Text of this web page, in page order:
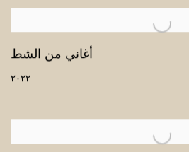
أغاني من الشط
٢٠٢٢